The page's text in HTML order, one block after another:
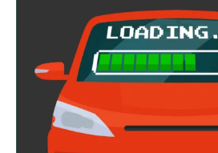
Codificação:
Entenda
Diferenças